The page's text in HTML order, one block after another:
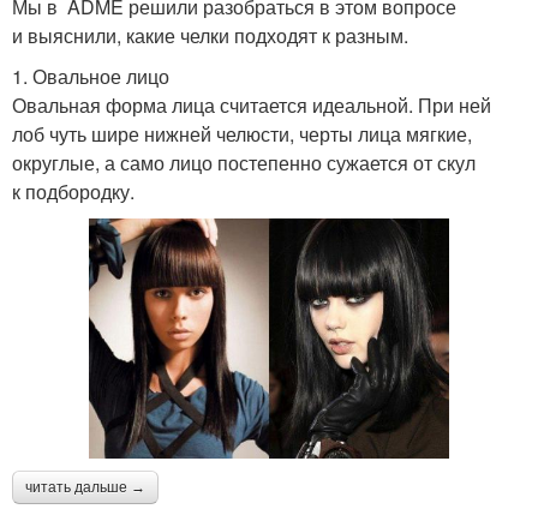
Мы в ADME решили разобраться в этом вопросе
и выяснили, какие челки подходят к разным.
1. Овальное лицо
Овальная форма лица считается идеальной. При ней
лоб чуть шире нижней челюсти, черты лица мягкие,
округлые, а само лицо постепенно сужается от скул
к подбородку.
читать дальше →